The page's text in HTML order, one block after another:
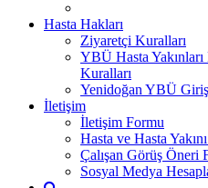
Hasta Hakları
Ziyaretçi Kuralları
YBÜ Hasta
Kuralları
Yenidoğan YBÜ
İletişim
İletişim Formu
Hasta ve Hasta
Çalışan Görüş Öneri
Sosyal Medya